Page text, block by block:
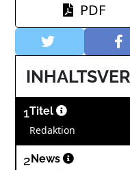
PDF
1Titel
Redaktion
2 News